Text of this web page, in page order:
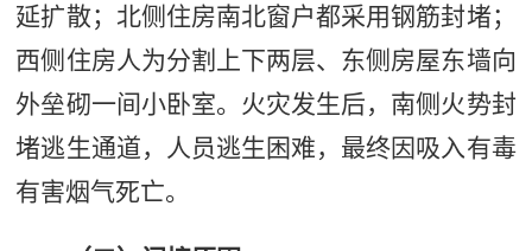
延扩散；北侧住房南北窗户都采用钢筋封堵；
西侧住房人为分割上下两层、 东侧房屋东墙向
外垒砌一间小卧室。 火灾发生后，南侧火势封
堵逃生通道，人员逃生困难，最终因吸入有毒
有害烟气死亡。